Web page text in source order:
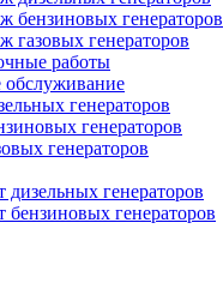
бензиновых генераторов
газовых генераторов
работы
обслуживание
генераторов
генераторов
генераторов
дизельных генераторов
бензиновых генераторов